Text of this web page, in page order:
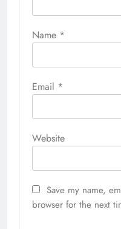
Name *
Email *
Website
Save my name,
browser for the next